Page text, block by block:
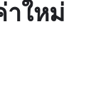
าใหม่